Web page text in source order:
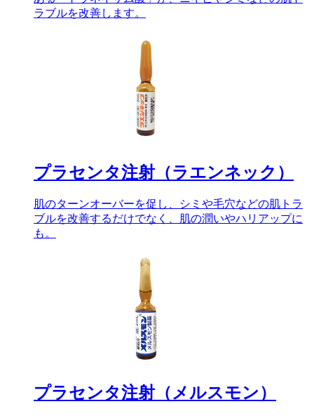
ラブルを改善します。
プラセンタ注射（ラエンネック）
肌のターンオーバーを促し、シミや毛穴などの肌トラ
ブルを改善するだけでなく、肌の潤いやハリアップに
も。
プラセンタ注射（メルスモン）